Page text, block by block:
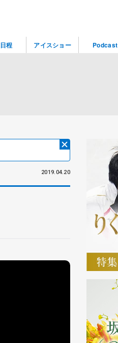
2019.04.20
程 アイスショー Podcast